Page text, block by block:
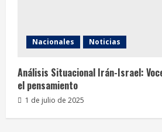
Nacionales Noticias
Análisis Situacional Irán-Israel:
el pensamiento
1 de julio de 2025